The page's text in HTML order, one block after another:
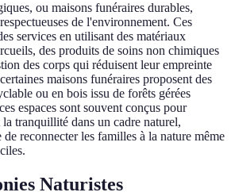
ou maisons funéraires durables,
de l'environnement. Ces
services en utilisant des matériaux
des produits de soins non chimiques
des corps qui réduisent leur empreinte
maisons funéraires proposent des
ou en bois issu de forêts gérées
espaces sont souvent conçus pour
tranquillité dans un cadre naturel,
reconnecter les familles à la nature même
Naturistes